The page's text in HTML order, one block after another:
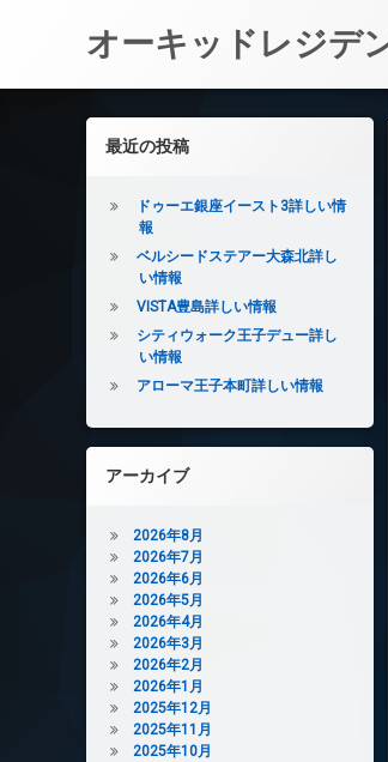
オーキッドレジデ
左サイドバー
最近の投稿
ドゥーエ銀座イースト3詳しい情
報
ベルシードステアー大森北詳し
い情報
VISTA豊島詳しい情報
シティウォーク王子デュー詳し
い情報
アローマ王子本町詳しい情報
アーカイブ
2026年8月
2026年7月
2026年6月
2026年5月
2026年4月
2026年3月
2026年2月
2026年1月
2025年12月
2025年11月
2025年10月